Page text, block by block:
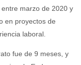
marzo de 2020 y
en proyectos de
laboral.
fue de 9 meses, y